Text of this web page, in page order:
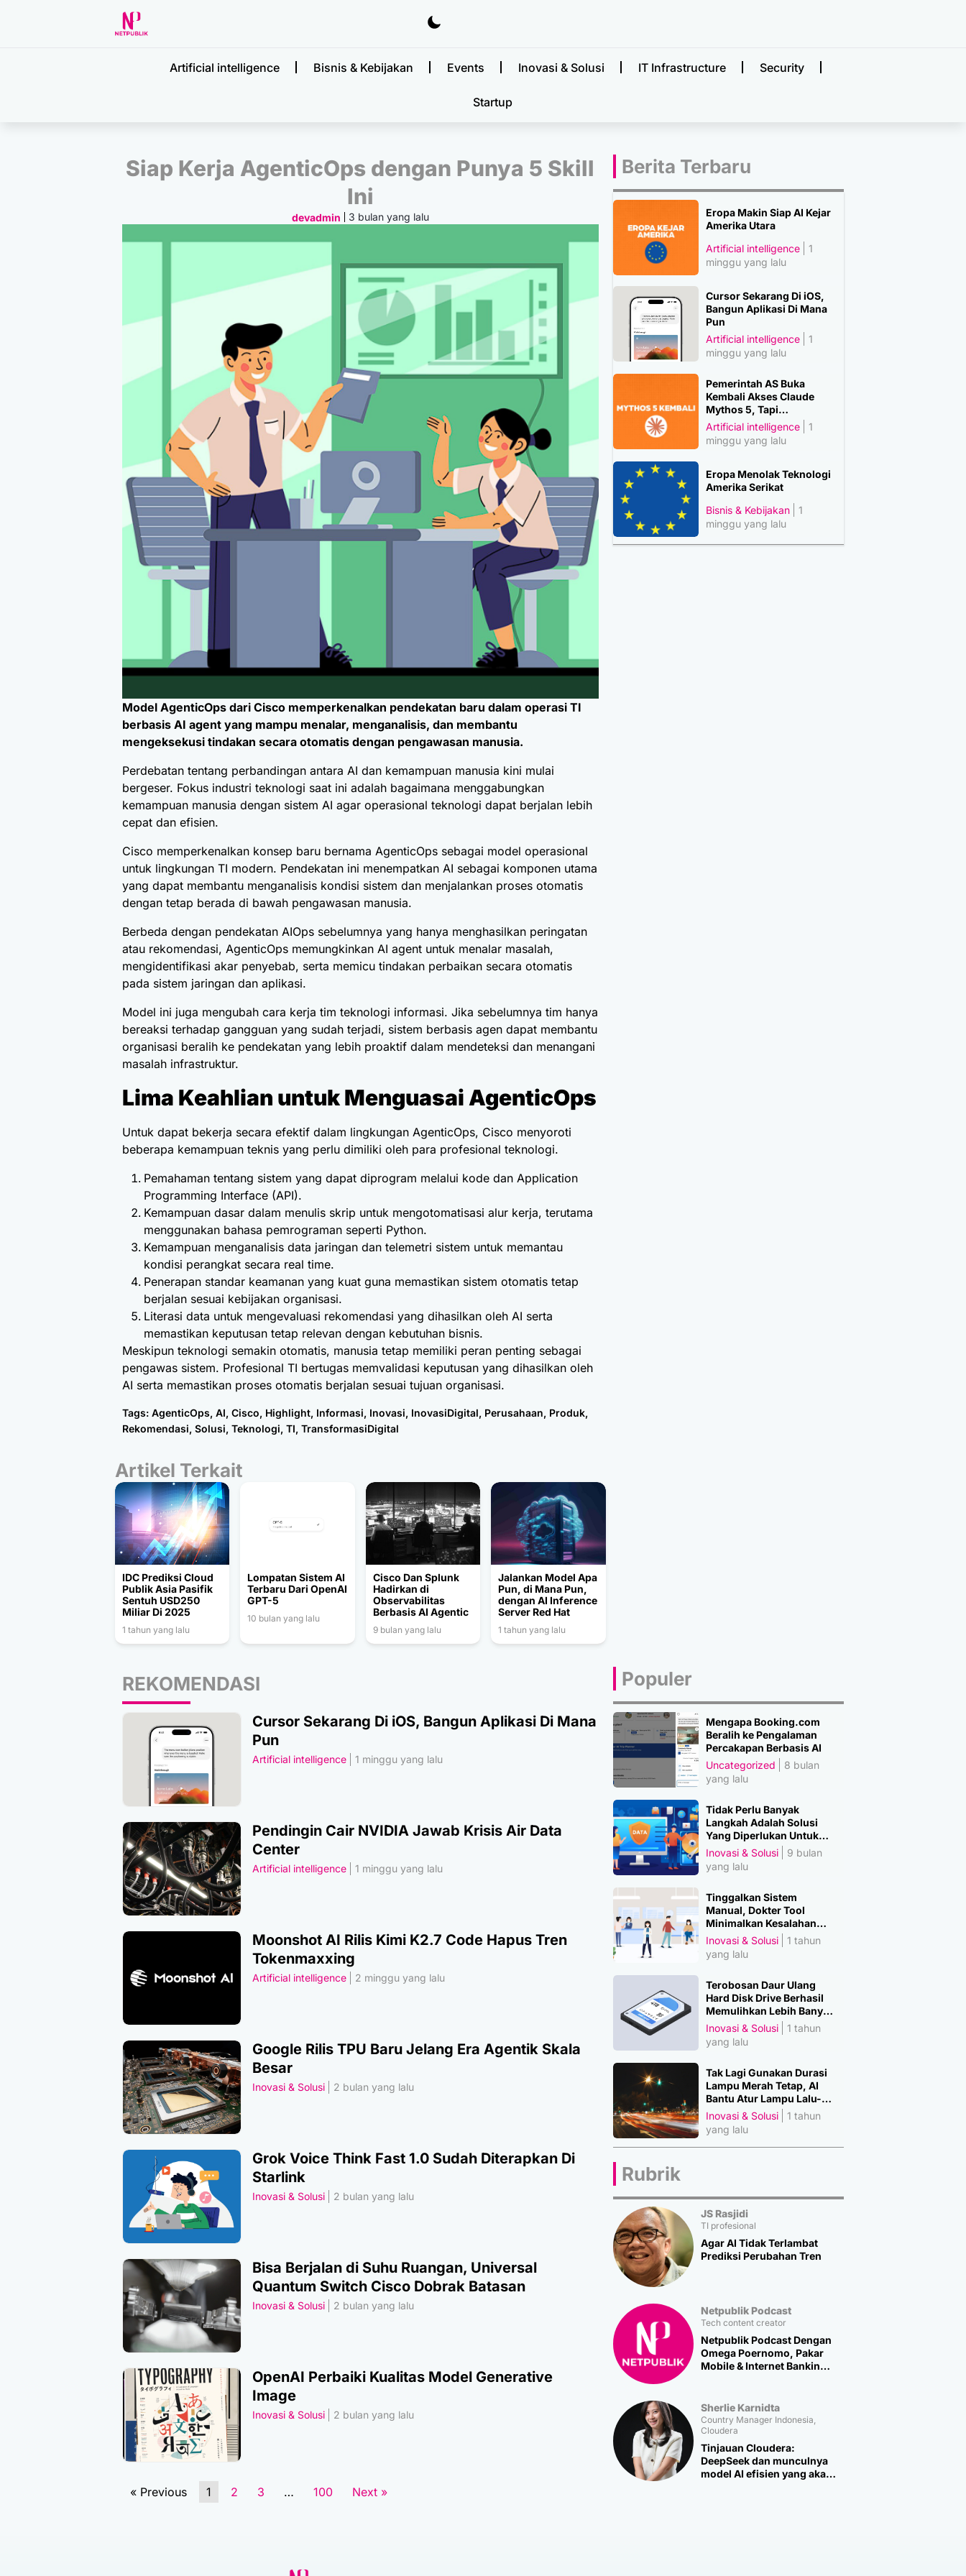
Artificial intelligence Bisnis & Kebijakan Events Inovasi & Solusi IT Infrastructure Security
Startup
Siap Kerja AgenticOps dengan Punya 5 Skill
Ini
devadmin 3 bulan yang lalu
Model AgenticOps dari Cisco memperkenalkan pendekatan baru dalam operasi TI
berbasis AI agent yang mampu menalar, menganalisis, dan membantu
mengeksekusi tindakan secara otomatis dengan pengawasan manusia.
Perdebatan tentang perbandingan antara AI dan kemampuan manusia kini mulai
bergeser. Fokus industri teknologi saat ini adalah bagaimana menggabungkan
kemampuan manusia dengan sistem AI agar operasional teknologi dapat berjalan lebih
cepat dan efisien.
Cisco memperkenalkan konsep baru bernama AgenticOps sebagai model operasional
untuk lingkungan TI modern. Pendekatan ini menempatkan AI sebagai komponen utama
yang dapat membantu menganalisis kondisi sistem dan menjalankan proses otomatis
dengan tetap berada di bawah pengawasan manusia.
Berbeda dengan pendekatan AIOps sebelumnya yang hanya menghasilkan peringatan
atau rekomendasi, AgenticOps memungkinkan AI agent untuk menalar masalah,
mengidentifikasi akar penyebab, serta memicu tindakan perbaikan secara otomatis
pada sistem jaringan dan aplikasi.
Model ini juga mengubah cara kerja tim teknologi informasi. Jika sebelumnya tim hanya
bereaksi terhadap gangguan yang sudah terjadi, sistem berbasis agen dapat membantu
organisasi beralih ke pendekatan yang lebih proaktif dalam mendeteksi dan menangani
masalah infrastruktur.
Lima Keahlian untuk Menguasai AgenticOps
Untuk dapat bekerja secara efektif dalam lingkungan AgenticOps, Cisco menyoroti
beberapa kemampuan teknis yang perlu dimiliki oleh para profesional teknologi.
Pemahaman tentang sistem yang dapat diprogram melalui kode dan Application
Programming Interface (API).
Kemampuan dasar dalam menulis skrip untuk mengotomatisasi alur kerja, terutama
menggunakan bahasa pemrograman seperti Python.
Kemampuan menganalisis data jaringan dan telemetri sistem untuk memantau
kondisi perangkat secara real time.
Penerapan standar keamanan yang kuat guna memastikan sistem otomatis tetap
berjalan sesuai kebijakan organisasi.
Literasi data untuk mengevaluasi rekomendasi yang dihasilkan oleh AI serta
memastikan keputusan tetap relevan dengan kebutuhan bisnis.
Meskipun teknologi semakin otomatis, manusia tetap memiliki peran penting sebagai
pengawas sistem. Profesional TI bertugas memvalidasi keputusan yang dihasilkan oleh
AI serta memastikan proses otomatis berjalan sesuai tujuan organisasi.
Tags: AgenticOps, AI, Cisco, Highlight, Informasi, Inovasi, InovasiDigital, Perusahaan, Produk,
Rekomendasi, Solusi, Teknologi, TI, TransformasiDigital
Berita Terbaru
Eropa Makin Siap AI Kejar
Amerika Utara
Artificial intelligence
1
minggu yang lalu
Cursor Sekarang Di iOS,
Bangun Aplikasi Di Mana
Pun
Artificial intelligence
1
minggu yang lalu
Pemerintah AS Buka
Kembali Akses Claude
Mythos 5, Tapi…
Artificial intelligence
1
minggu yang lalu
Eropa Menolak Teknologi
Amerika Serikat
Bisnis & Kebijakan
1
minggu yang lalu
Artikel Terkait
IDC Prediksi Cloud
Publik Asia Pasifik
Sentuh USD250
Miliar Di 2025
1 tahun yang lalu
Lompatan Sistem AI
Terbaru Dari OpenAI
GPT-5
10 bulan yang lalu
Cisco Dan Splunk
Hadirkan di
Observabilitas
Berbasis AI Agentic
9 bulan yang lalu
Jalankan Model Apa
Pun, di Mana Pun,
dengan AI Inference
Server Red Hat
1 tahun yang lalu
REKOMENDASI
Cursor Sekarang Di iOS, Bangun Aplikasi Di Mana
Pun
Artificial intelligence 1 minggu yang lalu
Pendingin Cair NVIDIA Jawab Krisis Air Data
Center
Artificial intelligence 1 minggu yang lalu
Moonshot AI Rilis Kimi K2.7 Code Hapus Tren
Tokenmaxxing
Artificial intelligence 2 minggu yang lalu
Google Rilis TPU Baru Jelang Era Agentik Skala
Besar
Inovasi & Solusi 2 bulan yang lalu
Grok Voice Think Fast 1.0 Sudah Diterapkan Di
Starlink
Inovasi & Solusi 2 bulan yang lalu
Bisa Berjalan di Suhu Ruangan, Universal
Quantum Switch Cisco Dobrak Batasan
Inovasi & Solusi 2 bulan yang lalu
OpenAI Perbaiki Kualitas Model Generative
Image
Inovasi & Solusi 2 bulan yang lalu
« Previous 1 2 3 … 100 Next »
Populer
Mengapa Booking.com
Beralih ke Pengalaman
Percakapan Berbasis AI
Uncategorized
8 bulan
yang lalu
Tidak Perlu Banyak
Langkah Adalah Solusi
Yang Diperlukan Untuk
Amankan Data
Inovasi & Solusi
9 bulan
yang lalu
Tinggalkan Sistem
Manual, Dokter Tool
Minimalkan Kesalahan
Manusia
Inovasi & Solusi
1 tahun
yang lalu
Terobosan Daur Ulang
Hard Disk Drive Berhasil
Memulihkan Lebih Banyak
Material Penting
Inovasi & Solusi
1 tahun
yang lalu
Tak Lagi Gunakan Durasi
Lampu Merah Tetap, AI
Bantu Atur Lampu Lalu-
Lintas
Inovasi & Solusi
1 tahun
yang lalu
Rubrik
JS Rasjidi
TI profesional
Agar AI Tidak Terlambat
Prediksi Perubahan Tren
Netpublik Podcast
Tech content creator
Netpublik Podcast Dengan
Omega Poernomo, Pakar
Mobile & Internet Banking
Sherlie Karnidta
Country Manager Indonesia,
Cloudera
Tinjauan Cloudera:
DeepSeek dan munculnya
model AI efisien yang akan